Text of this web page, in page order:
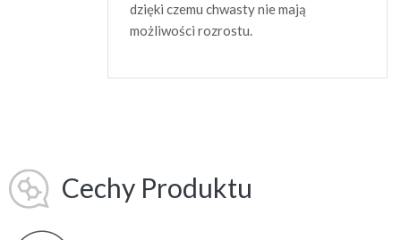
dzięki czemu chwasty nie mają
możliwości rozrostu.
Cechy Produktu